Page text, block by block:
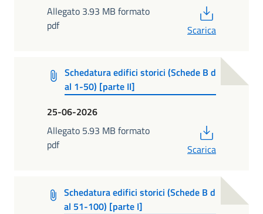
Allegato 3.93 MB formato
pdf
Scarica
Schedatura edifici storici (Schede B d
al 1-50) [parte II]
25-06-2026
Allegato 5.93 MB formato
pdf
Scarica
Schedatura edifici storici (Schede B d
al 51-100) [parte I]